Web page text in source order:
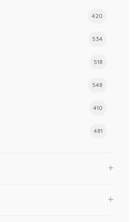
420
534
518
548
410
481